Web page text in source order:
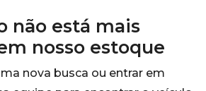
não está mais
nosso estoque
nova busca ou entrar em